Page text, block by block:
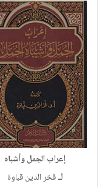
إعراب الجمل وأشباه
لـفخر الدين قباوة